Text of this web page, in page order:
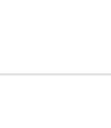
应用
媒体
软件
Utility
个应
您的
应用